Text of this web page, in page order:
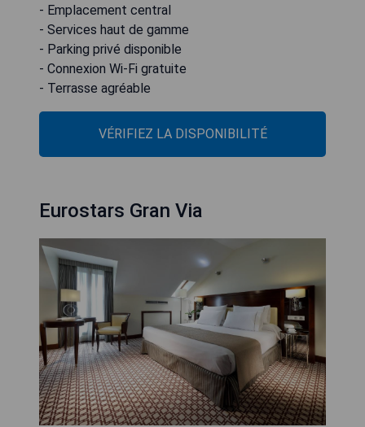
- Emplacement central
- Services haut de gamme
- Parking privé disponible
- Connexion Wi-Fi gratuite
- Terrasse agréable
VÉRIFIEZ LA DISPONIBILITÉ
Eurostars Gran Via